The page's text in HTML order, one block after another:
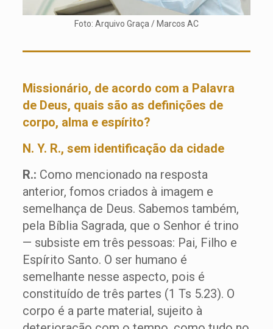
Foto: Arquivo Graça / Marcos AC
Missionário, de acordo com a Palavra
de Deus, quais são as definições de
corpo, alma e espírito?
N. Y. R., sem identificação da cidade
R.: Como mencionado na resposta
anterior, fomos criados à imagem e
semelhança de Deus. Sabemos também,
pela Bíblia Sagrada, que o Senhor é trino
— subsiste em três pessoas: Pai, Filho e
Espírito Santo. O ser humano é
semelhante nesse aspecto, pois é
constituído de três partes (1 Ts 5.23). O
corpo é a parte material, sujeito à